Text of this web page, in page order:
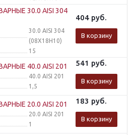
30.0 AISI 304
30.0 AISI 304
(08Х18Н10)
15
404 руб.
В корзину
40.0 AISI 201
40.0 AISI 201
1,5
541 руб.
В корзину
20.0 AISI 201
20.0 AISI 201
1
183 руб.
В корзину